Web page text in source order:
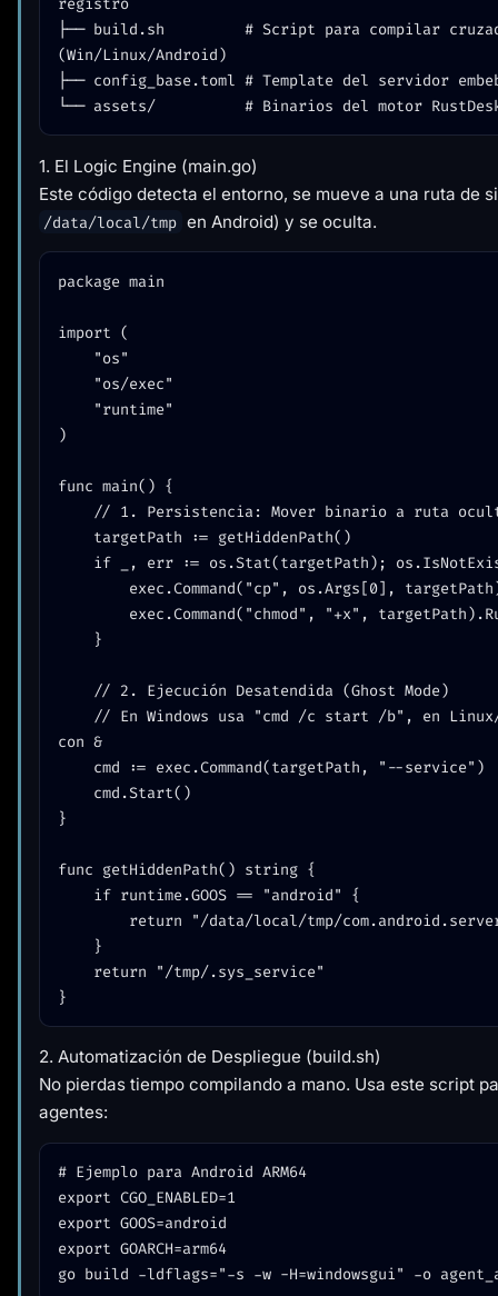
├── build.sh         # Script para compilar
(Win/Linux/Android)
├── config_base.toml # Template del servidor
1. El Logic Engine (main.go)
Este código detecta el entorno, se mueve a una ruta de
/data/local/tmp en Android) y se oculta.
package main
import (
)
func main() {
con &
}
func getHiddenPath() string {
2. Automatización de Despliegue (build.sh)
No pierdas tiempo compilando a mano. Usa este script
agentes:
# Ejemplo para Android ARM64
export CGO_ENABLED=1
export GOOS=android
export GOARCH=arm64